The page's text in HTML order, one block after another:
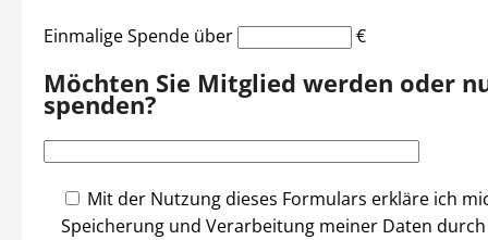
Einmalige Spende über €
Möchten Sie Mitglied werden oder
spenden?
Mit der Nutzung dieses Formulars erkläre ich
Speicherung und Verarbeitung meiner Daten